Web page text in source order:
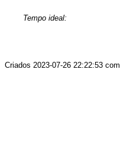
Tempo ideal:
Criados 2023-07-26 22:22:53 com